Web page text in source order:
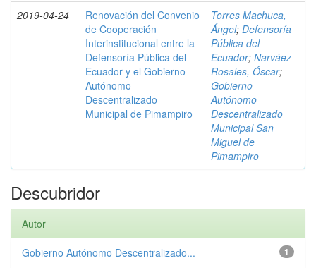
2019-04-24
Renovación del Convenio
de Cooperación
Interinstitucional entre la
Defensoría Pública del
Ecuador y el Gobierno
Autónomo
Descentralizado
Municipal de Pimampiro
Torres Machuca,
Ángel; Defensoría
Pública del
Ecuador; Narváez
Rosales, Óscar;
Gobierno
Autónomo
Descentralizado
Municipal San
Miguel de
Pimampiro
Descubridor
Autor
1
Gobierno Autónomo Descentralizado...